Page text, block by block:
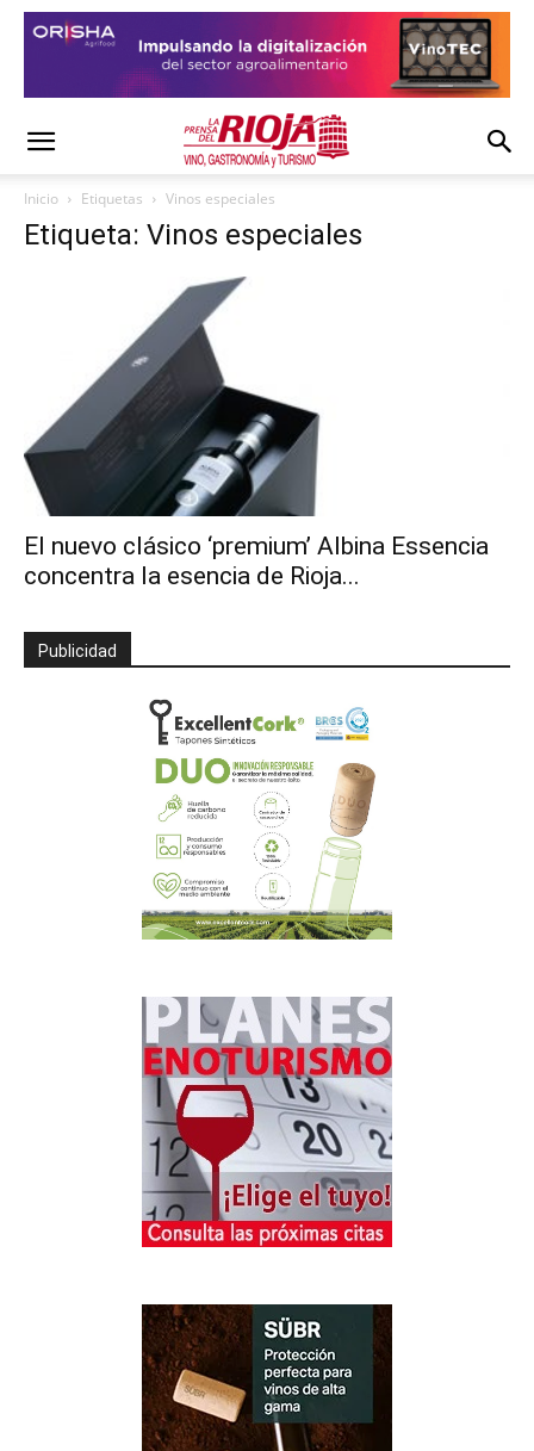
Inicio Etiquetas Vinos especiales
Etiqueta: Vinos especiales
El nuevo clásico ‘premium’ Albina Essencia
concentra la esencia de Rioja...
Publicidad